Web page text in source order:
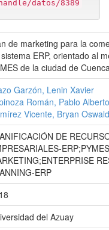
datos/8389
de marketing para la
ERP, orientado al
de la ciudad de
Garzón, Lenin Xavier
Román, Pablo Alberto
Vicente, Bryan
DE
ERP
del Azuay